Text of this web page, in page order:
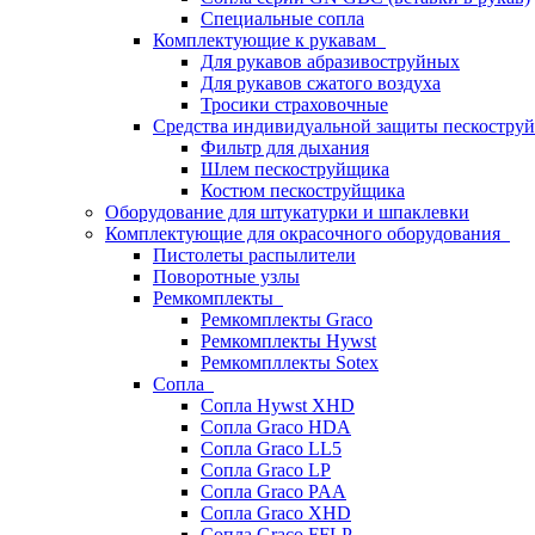
Специальные сопла
Комплектующие к рукавам
Для рукавов абразивоструйных
Для рукавов сжатого воздуха
Тросики страховочные
Средства индивидуальной защиты
Фильтр для дыхания
Шлем пескоструйщика
Костюм пескоструйщика
Оборудование для штукатурки и шпаклевки
Комплектующие для окрасочного оборудования
Пистолеты распылители
Поворотные узлы
Ремкомплекты
Ремкомплекты Graco
Ремкомплекты Hywst
Ремкомпллекты Sotex
Сопла
Сопла Hywst XHD
Сопла Graco HDA
Сопла Graco LL5
Сопла Graco LP
Сопла Graco PAA
Сопла Graco XHD